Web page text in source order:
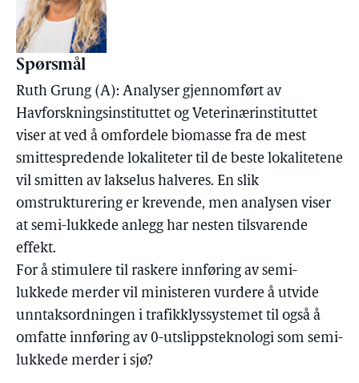
Spørsmål
Ruth Grung (A): Analyser gjennomført av
Havforskningsinstituttet og Veterinærinstituttet
viser at ved å omfordele biomasse fra de mest
smittespredende lokaliteter til de beste lokalitetene
vil smitten av lakselus halveres. En slik
omstrukturering er krevende, men analysen viser
at semi-lukkede anlegg har nesten tilsvarende
effekt.
For å stimulere til raskere innføring av semi-
lukkede merder vil ministeren vurdere å utvide
unntaksordningen i trafikklyssystemet til også å
omfatte innføring av 0-utslippsteknologi som semi-
lukkede merder i sjø?